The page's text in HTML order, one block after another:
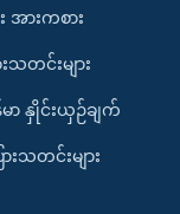
ားကစား
တင်းများ
မာ နှိုင်းယှဉ်ချက်
ားသတင်းများ